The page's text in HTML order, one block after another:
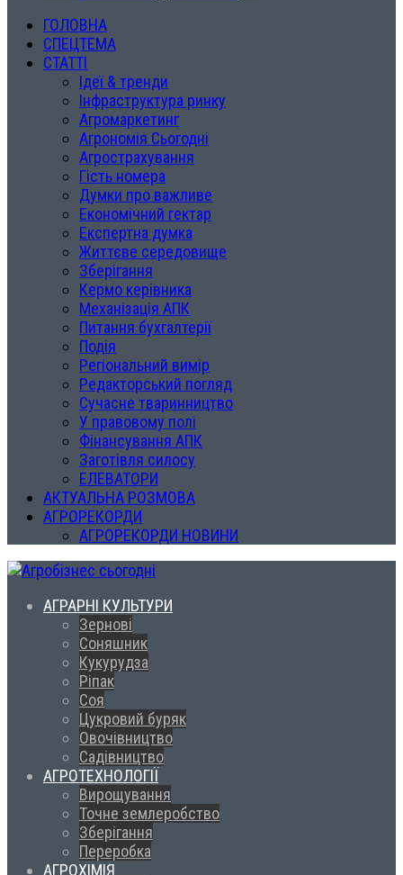
ГОЛОВНА
СПЕЦТЕМА
СТАТТІ
Ідеї & тренди
Інфраструктура ринку
Агромаркетинг
Агрономія Сьогодні
Агрострахування
Гість номера
Думки про важливе
Економічний гектар
Експертна думка
Життєве середовище
Зберігання
Кермо керівника
Механізація АПК
Питання бухгалтерії
Подія
Регіональний вимір
Редакторський погляд
Сучасне тваринництво
У правовому полі
Фінансування АПК
Заготівля силосу
ЕЛЕВАТОРИ
АКТУАЛЬНА РОЗМОВА
АГРОРЕКОРДИ
АГРОРЕКОРДИ НОВИНИ
АГРАРНІ КУЛЬТУРИ
Зернові
Соняшник
Кукурудза
Ріпак
Соя
Цукровий буряк
Овочівництво
Садівництво
АГРОТЕХНОЛОГІЇ
Вирощування
Точне землеробство
Зберігання
Переробка
АГРОХІМІЯ